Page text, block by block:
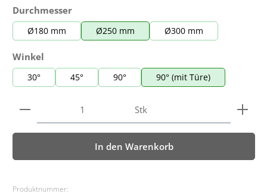
Durchmesserauswählen
Ø180 mm Ø250 mm Ø300 mm
Winkel
30° 45° 90° 90° (mit Türe)
Produkt Anzahl: Gib den gewünschten Wert ein
Stk
In den Warenkorb
Produktnummer: